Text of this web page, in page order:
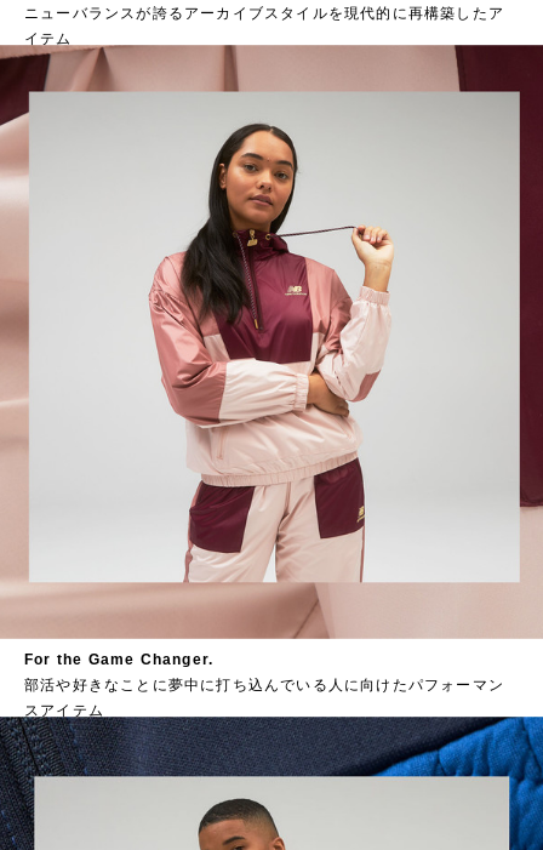
ニューバランスが誇るアーカイブスタイルを現代的に再構築したア
イテム
For the Game Changer.
部活や好きなことに夢中に打ち込んでいる人に向けたパフォーマン
スアイテム